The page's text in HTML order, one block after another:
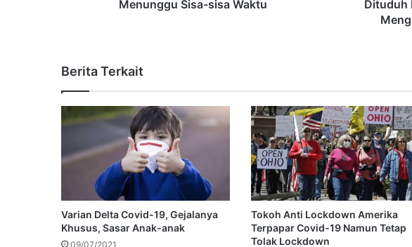
Menunggu Sisa-sisa Waktu
Dituduh
Berita Terkait
Varian Delta Covid-19, Gejalanya
Khusus, Sasar Anak-anak
09/07/2021
Tokoh Anti Lockdown Amerika
Terpapar Covid-19 Namun Tetap
Tolak Lockdown